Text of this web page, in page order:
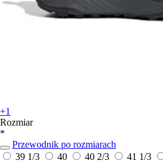
+1
Rozmiar
*
Przewodnik po rozmiarach
39 1/3
40 40 2/3 41 1/3